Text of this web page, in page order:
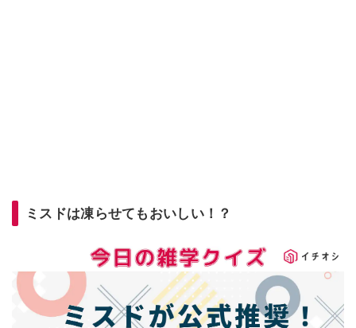
ミスドは凍らせてもおいしい！？